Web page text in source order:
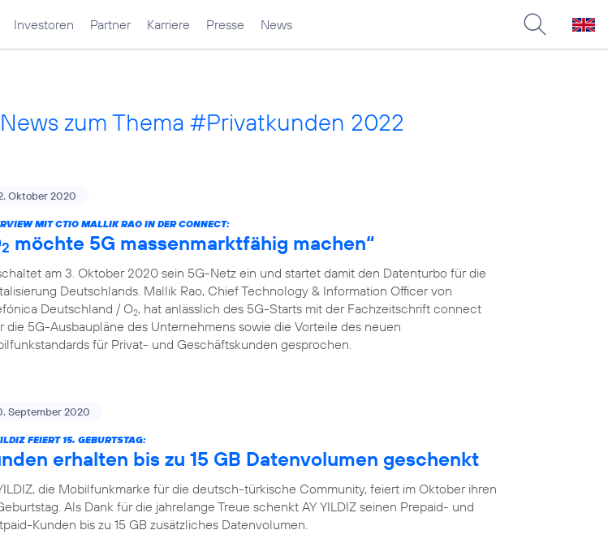
Investoren Partner Karriere Presse News
zum Thema #Privatkunden 2022
Oktober 2020
MIT CTIO MALLIK RAO IN DER CONNECT:
2 möchte 5G massenmarktfähig machen“
am 3. Oktober 2020 sein 5G-Netz ein und startet damit den Datenturbo für die
Deutschlands. Mallik Rao, Chief Technology & Information Officer von
Deutschland / O2, hat anlässlich des 5G-Starts mit der Fachzeitschrift connect
die 5G-Ausbaupläne des Unternehmens sowie die Vorteile des neuen
für Privat- und Geschäftskunden gesprochen.
September 2020
FEIERT 15. GEBURTSTAG:
erhalten bis zu 15 GB Datenvolumen geschenkt
die Mobilfunkmarke für die deutsch-türkische Community, feiert im Oktober ihren
Als Dank für die jahrelange Treue schenkt AY YILDIZ seinen Prepaid- und
Kunden bis zu 15 GB zusätzliches Datenvolumen.